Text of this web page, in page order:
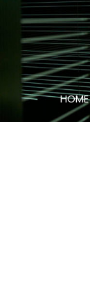
HOME